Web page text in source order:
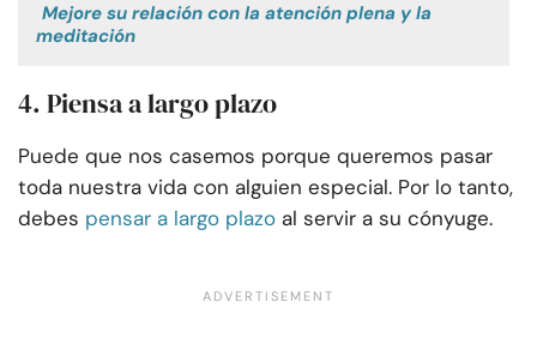
Mejore su relación con la atención plena y la
meditación
4. Piensa a largo plazo
Puede que nos casemos porque queremos pasar
toda nuestra vida con alguien especial. Por lo tanto,
debes pensar a largo plazo al servir a su cónyuge.